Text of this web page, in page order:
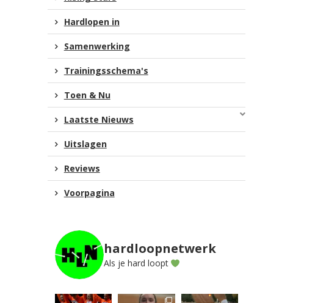
Hardlopen in
Samenwerking
Trainingsschema's
Toen & Nu
Laatste Nieuws
Uitslagen
Reviews
Voorpagina
hardloopnetwerk
Als je hard loopt